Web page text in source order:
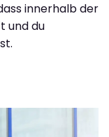
innerhalb der
und du